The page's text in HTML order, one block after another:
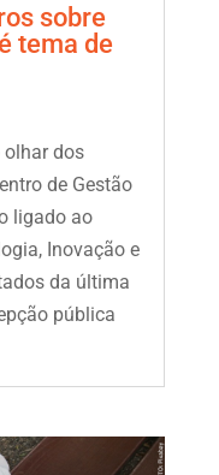
sobre
tema de
olhar dos
de Gestão
ligado ao
Inovação e
da última
pública